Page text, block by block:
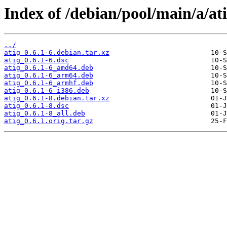
Index of /debian/pool/main/a/
../
atig_0.6.1-6.debian.tar.xz
atig_0.6.1-6.dsc
atig_0.6.1-6_amd64.deb
atig_0.6.1-6_arm64.deb
atig_0.6.1-6_armhf.deb
atig_0.6.1-6_i386.deb
atig_0.6.1-8.debian.tar.xz
atig_0.6.1-8.dsc
atig_0.6.1-8_all.deb
atig_0.6.1.orig.tar.gz